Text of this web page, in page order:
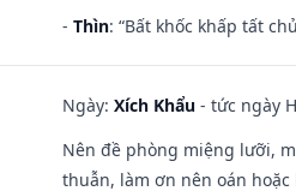
- Thìn: “Bất khốc khấp tất
Ngày: Xích Khẩu - tức ngày
Nên đề phòng miệng lưỡi,
thuẫn, làm ơn nên oán hoặc